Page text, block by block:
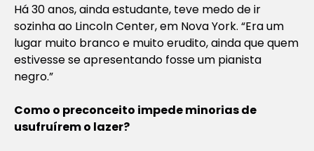
Há 30 anos, ainda estudante, teve medo de ir
sozinha ao Lincoln Center, em Nova York. “Era um
lugar muito branco e muito erudito, ainda que quem
estivesse se apresentando fosse um pianista
negro.”
Como o preconceito impede minorias de
usufruírem o lazer?